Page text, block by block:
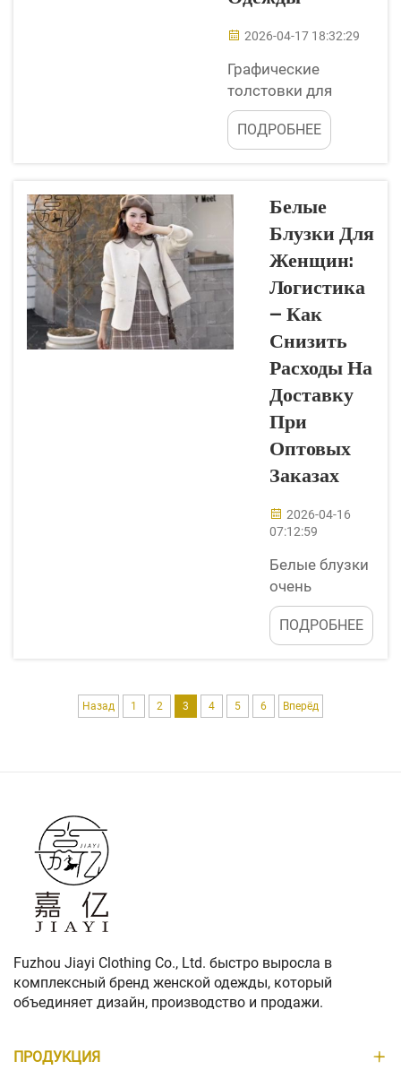
носят их и
чувствуют себя
значительно
увереннее. В
компании Jiayi
Clothing мы
2026-04-17 18:32:29
Графические
толстовки для
мужчин сейчас
очень популярны в
уличной моде. В
Clothing мы
понимаем,
насколько важно
выбрать
правильную
толстовку. Эти
просто согревают
вас, но и
демонстрируют
ваш стиль и
индивидуальность.
Независимо от
того, проводите ли
друзьями...
ПОДРОБНЕЕ
Белые
Блузки Для
Женщин:
Логистика
— Как
Снизить
Расходы На
Доставку
При
Оптовых
Заказах
2026-04-16
07:12:59
Белые блузки
очень
популярны в
женской
моде. Они
элегантно,
подходят для
партиями —
разумное
ПОДРОБНЕЕ
Назад 1 2 3 4 5 6 Вперёд
Fuzhou Jiayi Clothing Co., Ltd. быстро выросла в
комплексный бренд женской одежды, который
объединяет дизайн, производство и продажи.
ПРОДУКЦИЯ